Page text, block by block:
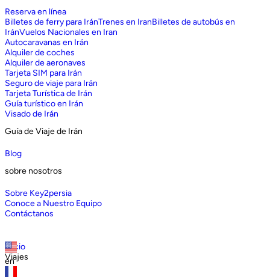
Reserva en línea
Billetes de ferry para IránTrenes en IranBilletes de autobús en
IránVuelos Nacionales en Iran
Autocaravanas en Irán
Alquiler de coches
Alquiler de aeronaves
Tarjeta SIM para Irán
Seguro de viaje para Irán
Tarjeta Turística de Irán
Guía turístico en Irán
Visado de Irán
Guía de Viaje de Irán
Blog
sobre nosotros
Sobre Key2persia
Conoce a Nuestro Equipo
Contáctanos
Inicio
Viajes
en